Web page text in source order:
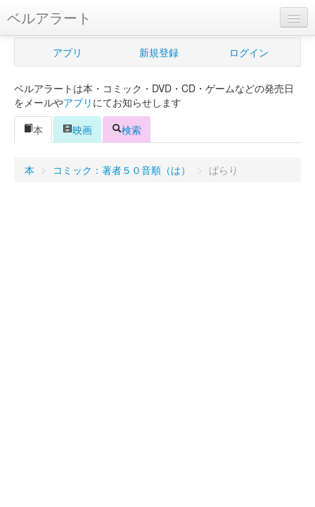
ベルアラート
ベルアラートとは
新規登録
ログイン
アプリ 新規登録 ログイン
ベルアラートは本・コミック・DVD・CD・ゲームなどの発売日
をメールやアプリ にてお知らせします
本
映画 検索
本 > コミック：著者５０音順（は） > ぱらり